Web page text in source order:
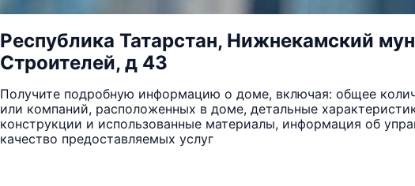
Республика Татарстан, Нижнекамский
Строителей, д 43
Получите подробную информацию о доме, включая: общее
или компаний, расположенных в доме, детальные
конструкции и использованные материалы, информация об
качество предоставляемых услуг